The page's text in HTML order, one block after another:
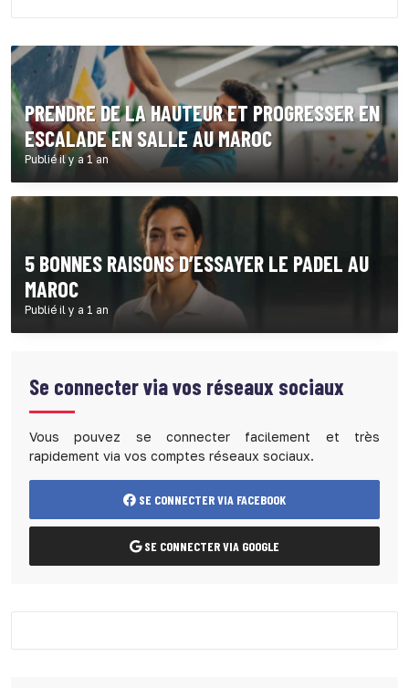
PRENDRE DE LA HAUTEUR ET PROGRESSER EN
ESCALADE EN SALLE AU MAROC
Publié il y a 1 an
5 BONNES RAISONS D’ESSAYER LE PADEL AU
MAROC
Publié il y a 1 an
Se connecter via vos réseaux sociaux
Vous pouvez se connecter facilement et très
rapidement via vos comptes réseaux sociaux.
SE CONNECTER VIA FACEBOOK
SE CONNECTER VIA GOOGLE